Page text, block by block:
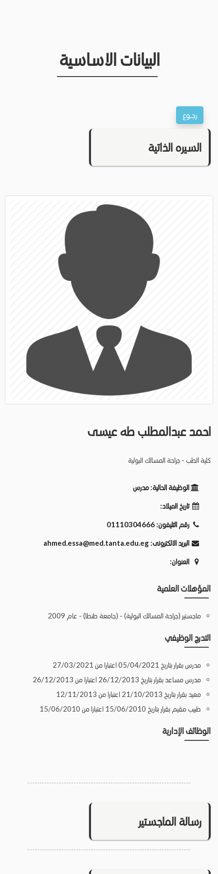
البيانات الاساسية
السيره الذاتية
احمد عبدالمطلب طه عيسى
كلية الطب - جراحة المسالك البولية
الوظيفة الحالية: مدرس
تاريخ الميلاد:
رقم التليفون: 01110304666
البريد الالكترونى: ahmed.essa@med.tanta.edu.eg
العنوان:
المؤهلات العلمية
ماجستير (جراحة المسالك البولية) - (جامعة طنطا) - عام 2009
التدرج الوظيفي
مدرس بقرار بتاريخ 05/04/2021 اعتبارا من 27/03/2021
مدرس مساعد بقرار بتاريخ 26/12/2013 اعتبارا من 26/12/2013
معيد بقرار بتاريخ 21/10/2013 اعتبارا من 12/11/2013
طبيب مقيم بقرار بتاريخ 15/06/2010 اعتبارا من 15/06/2010
الوظائف الإدارية
رسالة الماجستير